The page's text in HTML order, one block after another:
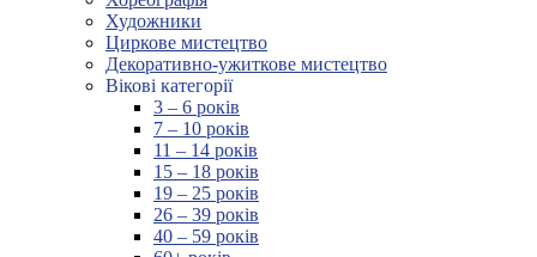
Художники
Циркове мистецтво
Декоративно-ужиткове мистецтво
Вікові категорії
3 – 6 років
7 – 10 років
11 – 14 років
15 – 18 років
19 – 25 років
26 – 39 років
40 – 59 років